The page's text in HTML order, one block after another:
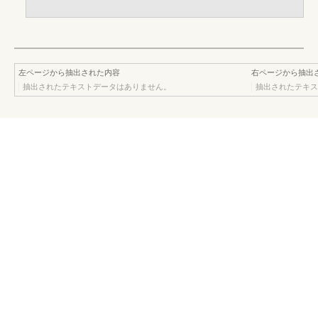
左ページから抽出された内容
抽出されたテキストデータはありません。
右ページから抽出
抽出されたテキ